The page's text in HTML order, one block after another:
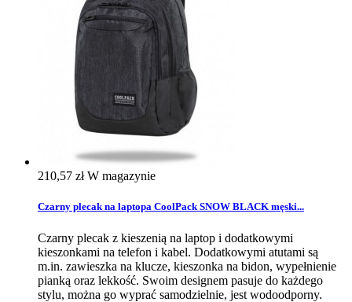
210,57 złW magazynie
Czarny plecak na laptopa CoolPack SNOW BLACK męski...
Czarny plecak z kieszenią na laptop i dodatkowymi
kieszonkami na telefon i kabel. Dodatkowymi atutami są
m.in. zawieszka na klucze, kieszonka na bidon, wypełnienie
pianką oraz lekkość. Swoim designem pasuje do każdego
stylu, można go wyprać samodzielnie, jest wodoodporny.